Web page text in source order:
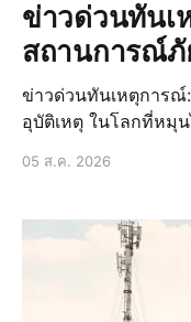
ข่าวด่วนทันเ
สถานการณ์ภั
ข่าวด่วนทันเหตุการ
อุบัติเหตุ ในโลกที่หมุนไปอย่างรวดเร็ว การรับรู้ ข่าวล่าสุด
05 ส.ค. 2026